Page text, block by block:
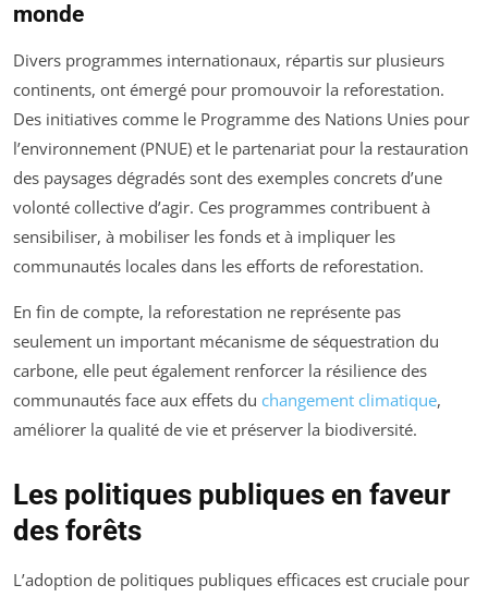
monde
Divers programmes internationaux, répartis sur plusieurs
continents, ont émergé pour promouvoir la reforestation.
Des initiatives comme le Programme des Nations Unies pour
l’environnement (PNUE) et le partenariat pour la restauration
des paysages dégradés sont des exemples concrets d’une
volonté collective d’agir. Ces programmes contribuent à
sensibiliser, à mobiliser les fonds et à impliquer les
communautés locales dans les efforts de reforestation.
En fin de compte, la reforestation ne représente pas
seulement un important mécanisme de séquestration du
carbone, elle peut également renforcer la résilience des
communautés face aux effets du changement climatique,
améliorer la qualité de vie et préserver la biodiversité.
Les politiques publiques en faveur
des forêts
L’adoption de politiques publiques efficaces est cruciale pour